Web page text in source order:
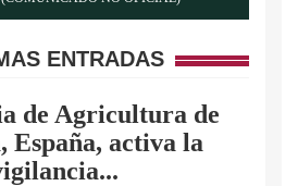
ENTRADAS
de Agricultura de
España, activa la